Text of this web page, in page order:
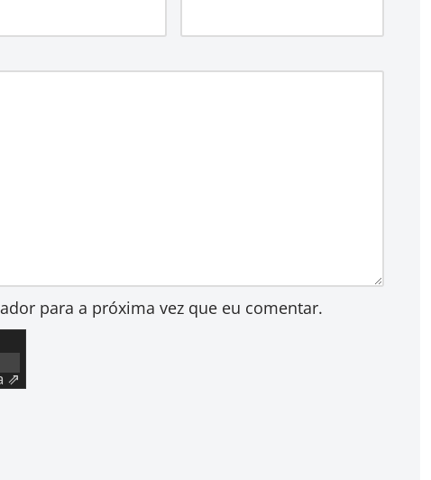
para a próxima vez que eu comentar.
⇗